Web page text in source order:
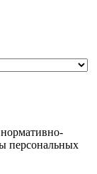
персональных